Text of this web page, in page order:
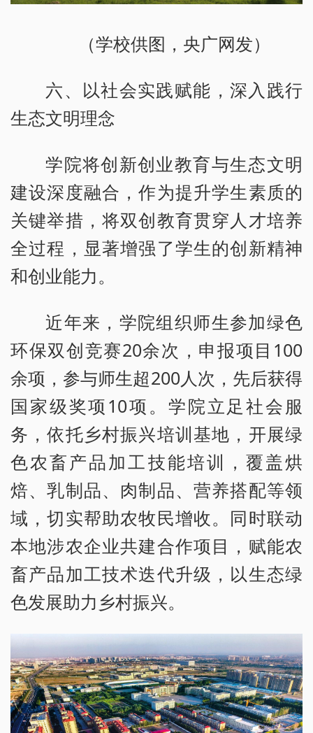
（学校供图，央广网发）
六、以社会实践赋能，深入践行
生态文明理念
学院将创新创业教育与生态文明
建设深度融合，作为提升学生素质的
关键举措，将双创教育贯穿人才培养
全过程，显著增强了学生的创新精神
和创业能力。
近年来，学院组织师生参加绿色
环保双创竞赛20余次，申报项目100
余项，参与师生超200人次，先后获得
国家级奖项10项。学院立足社会服
务，依托乡村振兴培训基地，开展绿
色农畜产品加工技能培训，覆盖烘
焙、乳制品、肉制品、营养搭配等领
域，切实帮助农牧民增收。同时联动
本地涉农企业共建合作项目，赋能农
畜产品加工技术迭代升级，以生态绿
色发展助力乡村振兴。